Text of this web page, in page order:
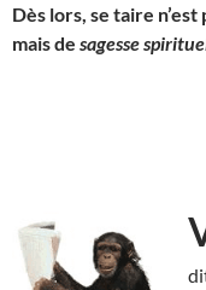
Dès lors, se taire
mais de sagesse